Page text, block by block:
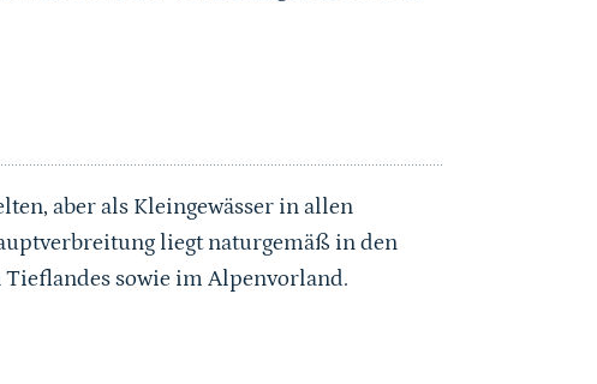
aber als Kleingewässer in allen
liegt naturgemäß in den
sowie im Alpenvorland.